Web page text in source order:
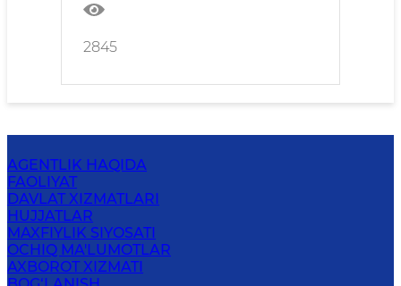
2845
AGENTLIK HAQIDA
FAOLIYAT
DAVLAT XIZMATLARI
HUJJATLAR
MAXFIYLIK SIYOSATI
OCHIQ MA'LUMOTLAR
AXBOROT XIZMATI